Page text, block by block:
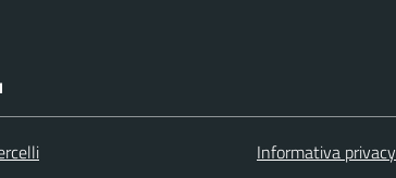
Informativa privacy